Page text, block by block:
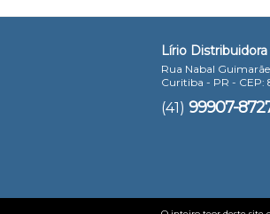
Lírio Distribuidora
Rua Nabal
Curitiba - PR - CEP:
(41) 99907-